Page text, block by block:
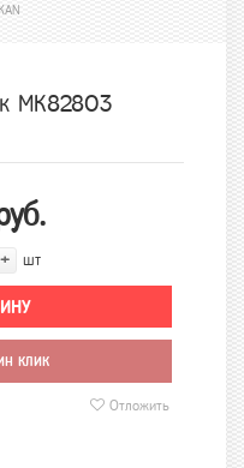
МК82803
+ шт
КЛИК
Отложить